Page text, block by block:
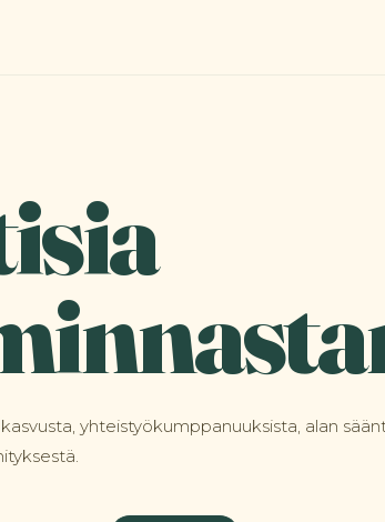
yhteistyökumppanuuksista, alan